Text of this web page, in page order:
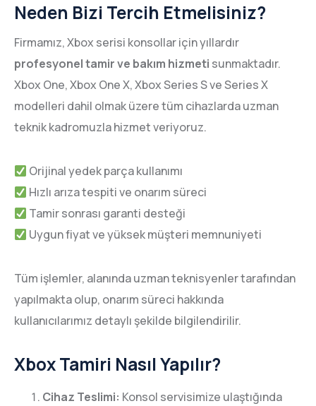
Neden Bizi Tercih Etmelisiniz?
Firmamız, Xbox serisi konsollar için yıllardır
profesyonel tamir ve bakım hizmeti sunmaktadır.
Xbox One, Xbox One X, Xbox Series S ve Series X
modelleri dahil olmak üzere tüm cihazlarda uzman
teknik kadromuzla hizmet veriyoruz.
Orijinal yedek parça kullanımı
Hızlı arıza tespiti ve onarım süreci
Tamir sonrası garanti desteği
Uygun fiyat ve yüksek müşteri memnuniyeti
Tüm işlemler, alanında uzman teknisyenler tarafından
yapılmakta olup, onarım süreci hakkında
kullanıcılarımız detaylı şekilde bilgilendirilir.
Xbox Tamiri Nasıl Yapılır?
Cihaz Teslimi: Konsol servisimize ulaştığında